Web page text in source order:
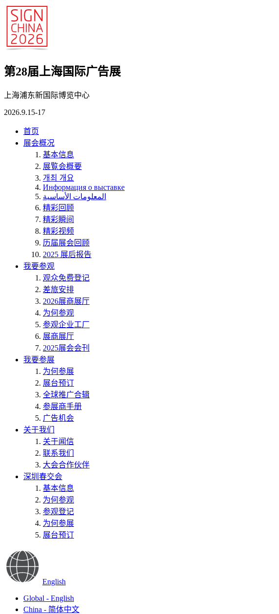
第28届上海国际广告展
上海浦东新国际博览中心
2026.9.15-17
首页
展会概况
基本信息
展覧会概要
개최 개요
Информация о выставке
المعلومات الأساسية
精彩回顾
精彩瞬间
精彩视频
历届展会回顾
2025 展后报告
我要参观
观众免费登记
差旅安排
2026展商展厅
为何参观
参观企业工厂
展商展厅
2025展会会刊
我要参展
为何参展
展台预订
全球推广合辑
参展商手册
广告机会
关于我们
关于闻信
联系我们
大会合作伙伴
深圳春交会
基本信息
为何参观
参观登记
为何参展
展台预订
English
Global - English
China - 简体中文